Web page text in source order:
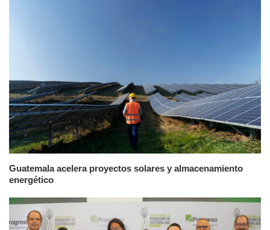
Guatemala acelera proyectos solares y almacenamiento
energético